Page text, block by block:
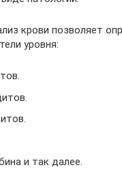
крови позволяет
уровня:
и так далее.